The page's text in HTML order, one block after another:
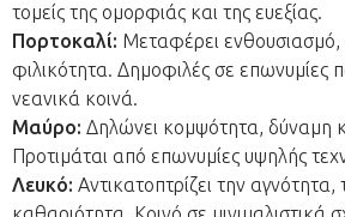
τομείς της ομορφιάς και της ευεξίας.
Πορτοκαλί: Μεταφέρει ενθουσιασμό,
φιλικότητα. Δημοφιλές σε επωνυμίες
νεανικά κοινά.
Μαύρο: Δηλώνει κομψότητα, δύναμη
Προτιμάται από επωνυμίες υψηλής
Λευκό: Αντικατοπτρίζει την